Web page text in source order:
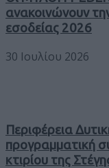
ανακοινώνουν
εσοδείας 2026
30 Ιουλίου 2026
Περιφέρεια
προγραμματική
κτιρίου της